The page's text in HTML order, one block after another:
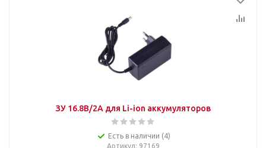
ЗУ 16.8В/2А для Li-ion аккумуляторов
Есть в наличии (4)
Артикул: 97169